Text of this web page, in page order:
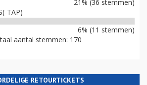
21% (36 stemmen)
TAP)
6% (11 stemmen)
aantal stemmen: 170
RETOURTICKETS